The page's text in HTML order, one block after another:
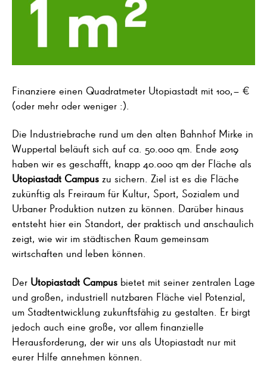
Finanziere einen Quadratmeter Utopiastadt mit 100,– €
(oder mehr oder weniger :).
Die Industriebrache rund um den alten Bahnhof Mirke in
Wuppertal beläuft sich auf ca. 50.000 qm. Ende 2019
haben wir es geschafft, knapp 40.000 qm der Fläche als
Utopiastadt Campus zu sichern. Ziel ist es die Fläche
zukünftig als Freiraum für Kultur, Sport, Sozialem und
Urbaner Produktion nutzen zu können. Darüber hinaus
entsteht hier ein Standort, der praktisch und anschaulich
zeigt, wie wir im städtischen Raum gemeinsam
wirtschaften und leben können.
Der Utopiastadt Campus bietet mit seiner zentralen Lage
und großen, industriell nutzbaren Fläche viel Potenzial,
um Stadtentwicklung zukunftsfähig zu gestalten. Er birgt
jedoch auch eine große, vor allem finanzielle
Herausforderung, der wir uns als Utopiastadt nur mit
eurer Hilfe annehmen können.